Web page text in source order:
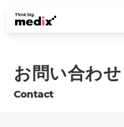
お問い合わせ
Contact